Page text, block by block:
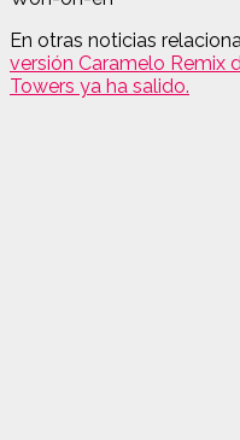
En otras noticias
versión Caramelo Remix
Towers ya ha salido.